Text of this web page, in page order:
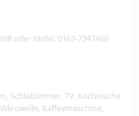
oder Mobil: 0163-7347460
Schlafzimmer, TV, Kochnische
Kaffeemaschine,